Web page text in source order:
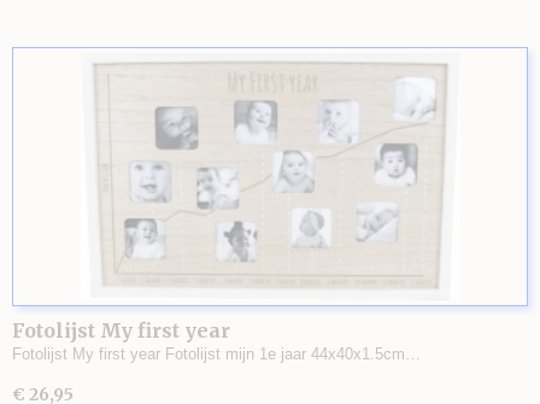
Fotolijst My first year
Fotolijst My first year Fotolijst mijn 1e jaar 44x40x1.5cm…
€ 26,95